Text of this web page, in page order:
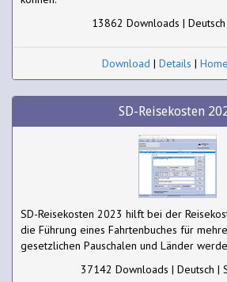
13862 Downloads |
Download | Details |
SD-Reisekosten
SD-Reisekosten 2023 hilft bei der
die Führung eines Fahrtenbuches für
gesetzlichen Pauschalen und Länder
37142 Downloads | Deutsch |